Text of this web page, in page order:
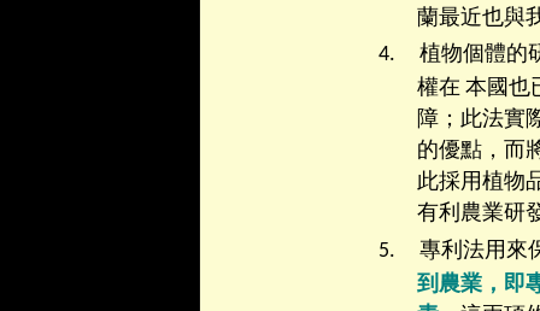
蘭最近也與
4.
植物個體的
權在 本國也
障；此法實
的優點，而
此採用植物
有利農業研
5.
專利法用來
到農業，即